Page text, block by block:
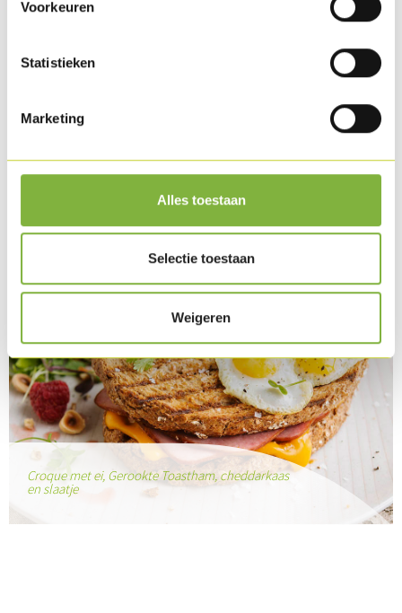
Voorkeuren
Statistieken
Marketing
Alles toestaan
Selectie toestaan
Weigeren
kazensaus
Croque met ei, Gerookte Toastham, cheddarkaas
en slaatje